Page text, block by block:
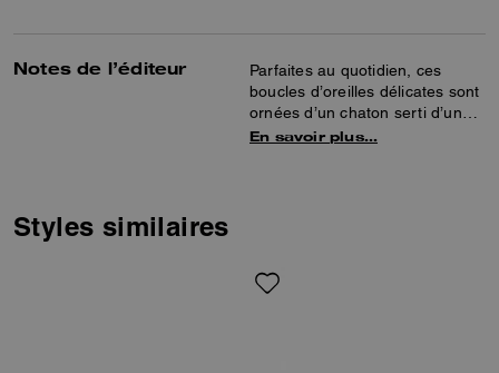
Notes de l’éditeur
Parfaites au quotidien, ces
boucles d’oreilles délicates sont
ornées d’un chaton serti d’un
cristal au centre. Vous pouvez
En savoir plus…
Styles similaires